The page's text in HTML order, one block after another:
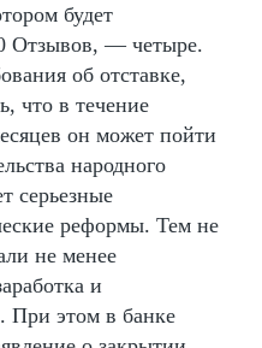
будет
Отзывов, — четыре.
об отставке,
что в течение
он может пойти
народного
серьезные
реформы. Тем не
не менее
и
При этом в банке